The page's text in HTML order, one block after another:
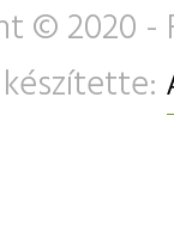
© 2020 -